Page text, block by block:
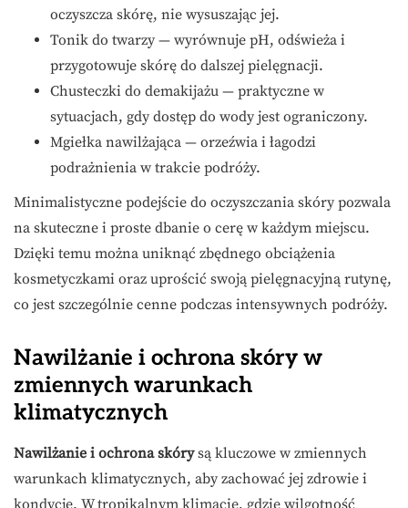
oczyszcza skórę, nie wysuszając jej.
Tonik do twarzy — wyrównuje pH, odświeża i
przygotowuje skórę do dalszej pielęgnacji.
Chusteczki do demakijażu — praktyczne w
sytuacjach, gdy dostęp do wody jest ograniczony.
Mgiełka nawilżająca — orzeźwia i łagodzi
podrażnienia w trakcie podróży.
Minimalistyczne podejście do oczyszczania skóry pozwala
na skuteczne i proste dbanie o cerę w każdym miejscu.
Dzięki temu można uniknąć zbędnego obciążenia
kosmetyczkami oraz uprościć swoją pielęgnacyjną rutynę,
co jest szczególnie cenne podczas intensywnych podróży.
Nawilżanie i ochrona skóry w
zmiennych warunkach
klimatycznych
Nawilżanie i ochrona skórysą kluczowe w zmiennych
warunkach klimatycznych, aby zachować jej zdrowie i